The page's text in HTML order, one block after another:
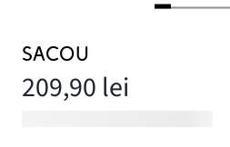
SACOU
209,90 lei